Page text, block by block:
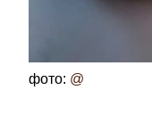
фото: @